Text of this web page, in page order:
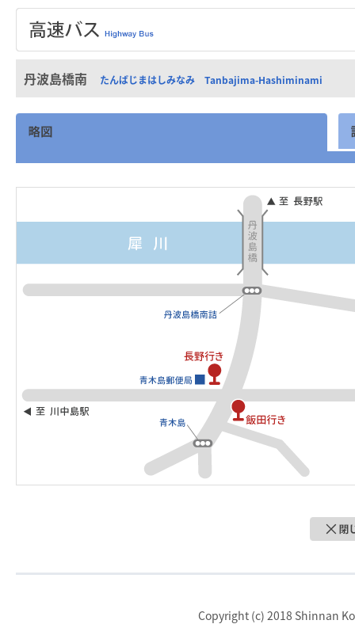
丹波島橋南 たんばじまはしみなみ Tanbajima-Hashiminami
Copyright (c) 2018 Shinnan